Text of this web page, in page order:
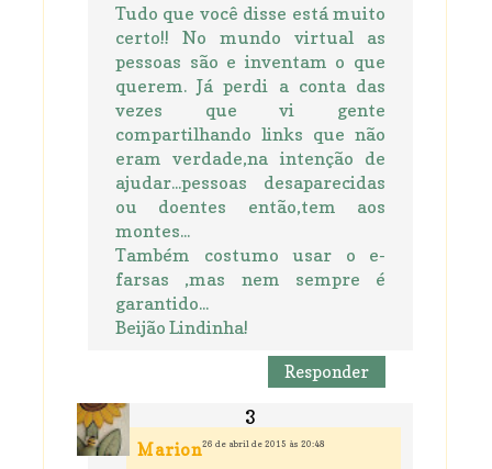
Tudo que você disse está muito
certo!! No mundo virtual as
pessoas são e inventam o que
querem. Já perdi a conta das
vezes que vi gente
compartilhando links que não
eram verdade,na intenção de
ajudar...pessoas desaparecidas
ou doentes então,tem aos
montes...
Também costumo usar o e-
farsas ,mas nem sempre é
garantido...
Beijão Lindinha!
Responder
Marion26 de abril de 2015 às 20:48